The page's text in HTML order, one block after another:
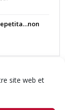
site web et